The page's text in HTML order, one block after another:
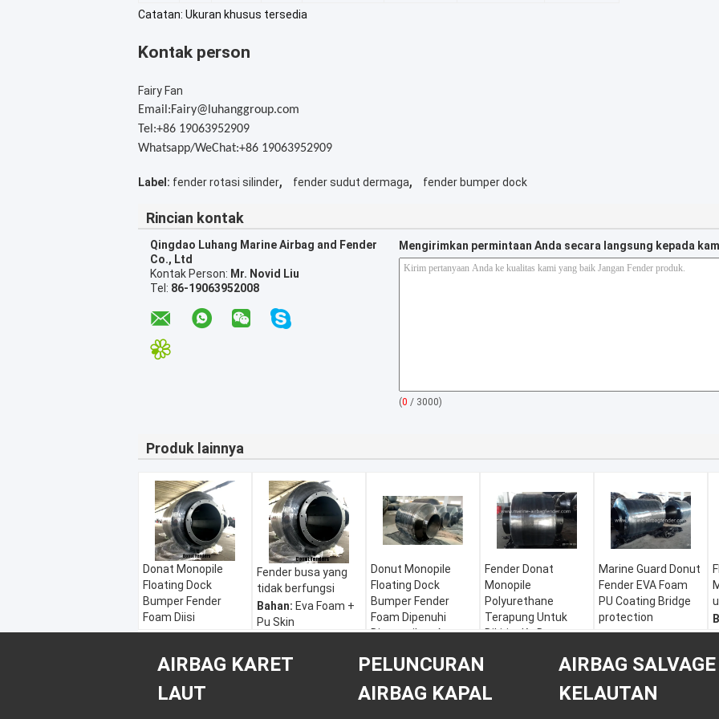
Catatan: Ukuran khusus tersedia
Kontak person
Fairy Fan
Email:Fairy@luhanggroup.com
Tel:+86 19063952909
Whatsapp/WeChat:+86 19063952909
Label: fender rotasi silinder, fender sudut dermaga, fender bumper dock
Rincian kontak
Qingdao Luhang Marine Airbag and Fender
Co., Ltd
Kontak Person: Mr. Novid Liu
Tel: 86-19063952008
Mengirimkan permintaan Anda secara langsung kepada
(0 / 3000)
Produk lainnya
Donat Monopile
Floating Dock
Bumper Fender
Foam Diisi
Bahan:Eva Foam +
Spesifikasi:
Aplikasi:Jetties
Fender busa yang
tidak berfungsi
Bahan: Eva Foam +
Pu Skin
Aplikasi:
Donut Monopile
Floating Dock
Bumper Fender
Foam Dipenuhi
Disesuaikan Aman
Nama: Fender
Bahan:Busa EVA +
Fender Donat
Monopile
Polyurethane
Terapung Untuk
Dikirim Ke Dermaga
Donat Monopile
kulit PU
Marine Guard Donut
Fender EVA Foam
PU Coating Bridge
protection
Nama:Fender
Bahan:Lapisan PU
Spesifikasi:
AIRBAG KARET
LAUT
PELUNCURAN
AIRBAG KAPAL
AIRBAG SALVAGE
KELAUTAN